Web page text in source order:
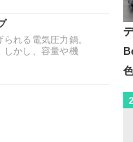
れる電気圧力鍋。
かし、容量や機